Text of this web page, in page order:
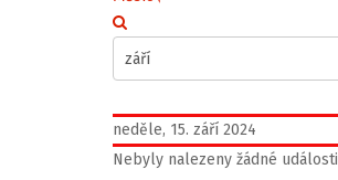
neděle, 15. září 2024
Nebyly nalezeny žádné události